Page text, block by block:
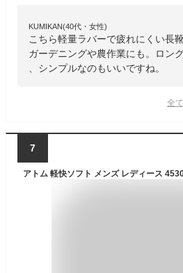
KUMIKAN(40代・女性)
こちら軽量ラバーで疲れにくい長
ガーデニングや農作業にも。ロン
、シンプルなのもいいですね。
全
7